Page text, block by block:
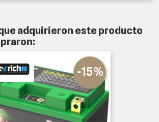
adquirieron este producto
-15%